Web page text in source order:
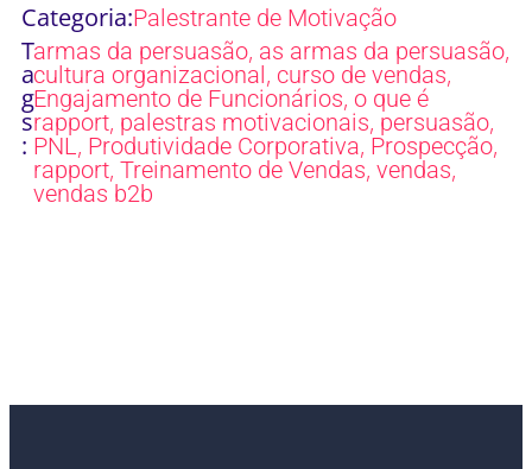
Categoria:Palestrante de Motivação
T
a
g
s
:
armas da persuasão, as armas da persuasão,
cultura organizacional, curso de vendas,
Engajamento de Funcionários, o que é
rapport, palestras motivacionais, persuasão,
PNL, Produtividade Corporativa, Prospecção,
rapport, Treinamento de Vendas, vendas,
vendas b2b